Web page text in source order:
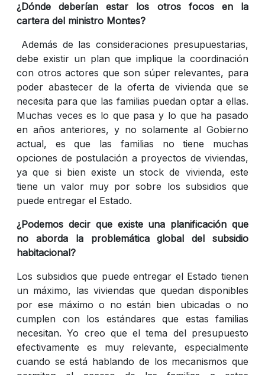
¿Dónde deberían estar los otros focos en la
cartera del ministro Montes?
Además de las consideraciones presupuestarias,
debe existir un plan que implique la coordinación
con otros actores que son súper relevantes, para
poder abastecer de la oferta de vivienda que se
necesita para que las familias puedan optar a ellas.
Muchas veces es lo que pasa y lo que ha pasado
en años anteriores, y no solamente al Gobierno
actual, es que las familias no tiene muchas
opciones de postulación a proyectos de viviendas,
ya que si bien existe un stock de vivienda, este
tiene un valor muy por sobre los subsidios que
puede entregar el Estado.
¿Podemos decir que existe una planificación que
no aborda la problemática global del subsidio
habitacional?
Los subsidios que puede entregar el Estado tienen
un máximo, las viviendas que quedan disponibles
por ese máximo o no están bien ubicadas o no
cumplen con los estándares que estas familias
necesitan. Yo creo que el tema del presupuesto
efectivamente es muy relevante, especialmente
cuando se está hablando de los mecanismos que